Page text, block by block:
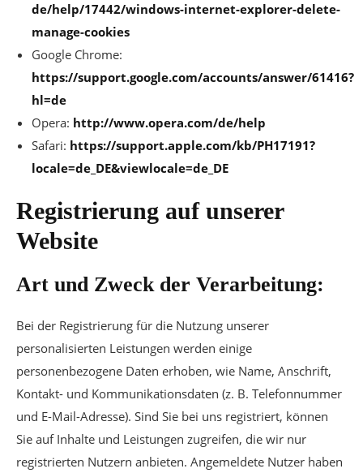
de/help/17442/windows-internet-explorer-delete-
manage-cookies
Google Chrome:
https://support.google.com/accounts/answer/61416?
hl=de
Opera: http://www.opera.com/de/help
Safari: https://support.apple.com/kb/PH17191?
locale=de_DE&viewlocale=de_DE
Registrierung auf unserer
Website
Art und Zweck der Verarbeitung:
Bei der Registrierung für die Nutzung unserer
personalisierten Leistungen werden einige
personenbezogene Daten erhoben, wie Name, Anschrift,
Kontakt- und Kommunikationsdaten (z. B. Telefonnummer
und E-Mail-Adresse). Sind Sie bei uns registriert, können
Sie auf Inhalte und Leistungen zugreifen, die wir nur
registrierten Nutzern anbieten. Angemeldete Nutzer haben